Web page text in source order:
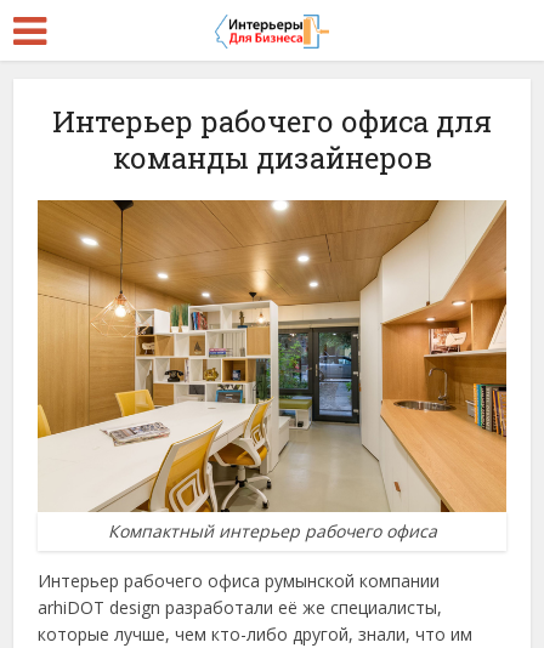
Интерьер рабочего офиса для
команды дизайнеров
Компактный интерьер рабочего офиса
Интерьер рабочего офиса румынской компании
arhiDOT design разработали её же специалисты,
которые лучше, чем кто-либо другой, знали, что им